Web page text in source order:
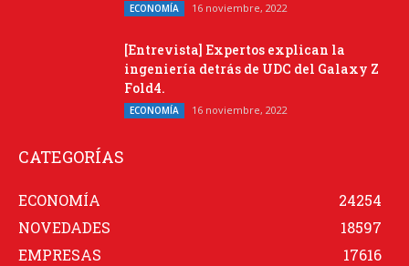
ECONOMÍA 16 noviembre, 2022
[Entrevista] Expertos explican la
ingeniería detrás de UDC del Galaxy Z
Fold4.
ECONOMÍA 16 noviembre, 2022
CATEGORÍAS
ECONOMÍA
24254
NOVEDADES
18597
EMPRESAS
17616